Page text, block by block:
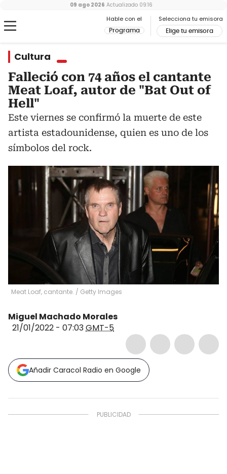
Hable con el
Programa
Selecciona tu emisora
Elige tu emisora
09 ago 2026 Actualizado 09:16
Cultura
Falleció con 74 años el cantante
Meat Loaf, autor de "Bat Out of
Hell"
Este viernes se confirmó la muerte de este
artista estadounidense, quien es uno de los
símbolos del rock.
Meat Loaf, cantante. / Getty Images
Miguel Machado Morales
21/01/2022 - 07:03GMT-5
Añadir Caracol Radio en Google